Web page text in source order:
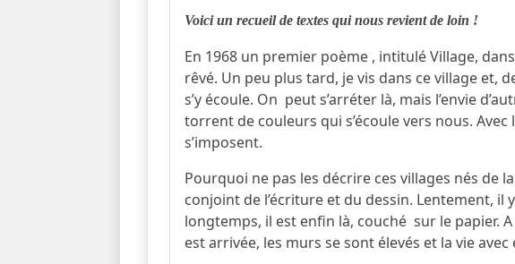
Voici un recueil de textes qui nous revient de loin !
En 1968 un premier poème , intitulé Village,
rêvé. Un peu plus tard, je vis dans ce village et,
s’y écoule. On peut s’arréter là, mais l’envie
torrent de couleurs qui s’écoule vers nous.
s’imposent.
Pourquoi ne pas les décrire ces villages nés de
conjoint de l’écriture et du dessin. Lentement,
longtemps, il est enfin là, couché sur le papier.
est arrivée, les murs se sont élevés et la vie avec